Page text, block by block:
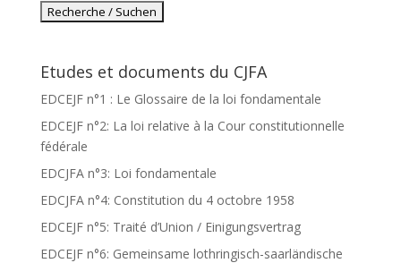
Etudes et documents du CJFA
EDCEJF n°1 : Le Glossaire de la loi fondamentale
EDCEJF n°2: La loi relative à la Cour constitutionnelle
fédérale
EDCJFA n°3: Loi fondamentale
EDCJFA n°4: Constitution du 4 octobre 1958
EDCEJF n°5: Traité d’Union / Einigungsvertrag
EDCEJF n°6: Gemeinsame lothringisch-saarländische